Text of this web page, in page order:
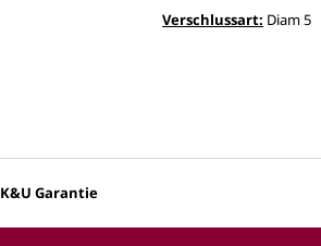
Verschlussart: Diam 5
K&U Garantie